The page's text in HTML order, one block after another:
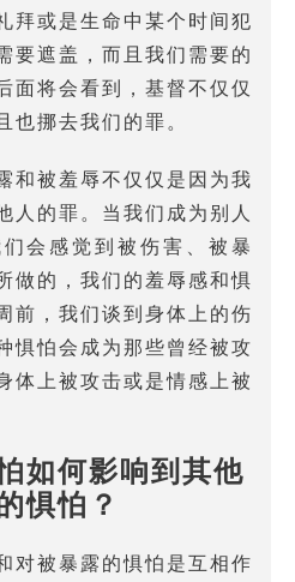
拜或是生命中某个时间犯
要遮盖，而且我们需要的
面将会看到，基督不仅仅
也挪去我们的罪。
和被羞辱不仅仅是因为我
人的罪。当我们成为别人
会感觉到被伤害、被暴
做的，我们的羞辱感和惧
前，我们谈到身体上的伤
惧怕会成为那些曾经被攻
体上被攻击或是情感上被
如何影响到其他
惧怕？
对被暴露的惧怕是互相作